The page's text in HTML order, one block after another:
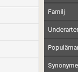
Familj
Underarter